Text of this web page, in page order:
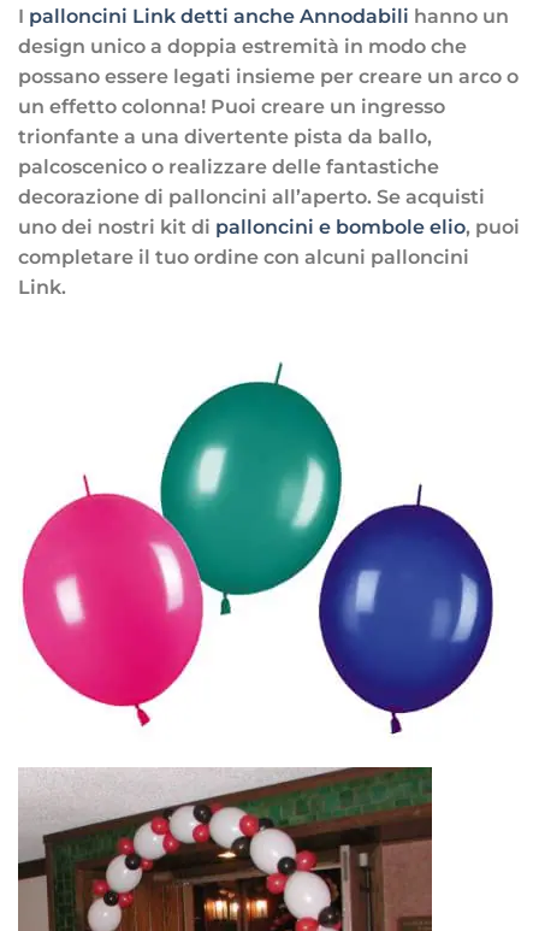
I palloncini Link detti anche Annodabili hanno un
design unico a doppia estremità in modo che
possano essere legati insieme per creare un arco o
un effetto colonna! Puoi creare un ingresso
trionfante a una divertente pista da ballo,
palcoscenico o realizzare delle fantastiche
decorazione di palloncini all’aperto. Se acquisti
uno dei nostri kit di palloncini e bombole elio, puoi
completare il tuo ordine con alcuni palloncini
Link.